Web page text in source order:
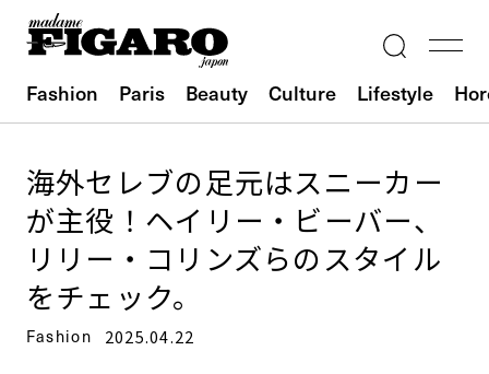
Fashion Paris Beauty Culture Lifestyle
海外セレブの足元はスニーカー
が主役！ヘイリー・ビーバー、
リリー・コリンズらのスタイル
をチェック。
Fashion 2025.04.22